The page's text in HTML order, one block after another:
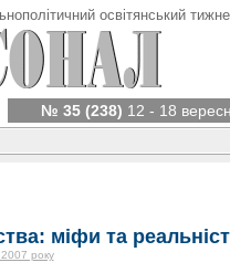
освітянський
№ 35 (238) 12 - 18
міфи та
року